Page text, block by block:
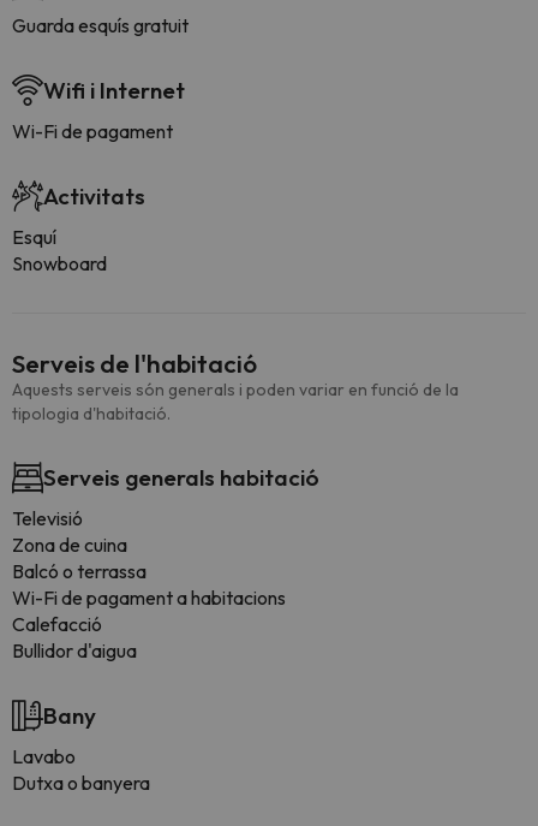
Guarda esquís gratuit
Wifi i Internet
Wi-Fi de pagament
Activitats
Esquí
Snowboard
Serveis de l'habitació
Aquests serveis són generals i poden variar en funció de la
tipologia d'habitació.
Serveis generals habitació
Televisió
Zona de cuina
Balcó o terrassa
Wi-Fi de pagament a habitacions
Calefacció
Bullidor d'aigua
Bany
Lavabo
Dutxa o banyera